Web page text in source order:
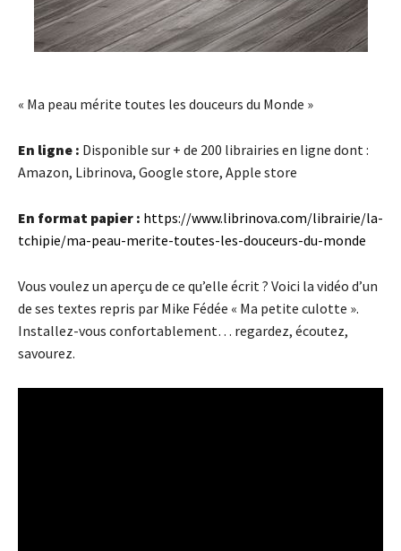
« Ma peau mérite toutes les douceurs du Monde »
En ligne : Disponible sur + de 200 librairies en ligne dont :
Amazon, Librinova, Google store, Apple store
En format papier : https://www.librinova.com/librairie/la-
tchipie/ma-peau-merite-toutes-les-douceurs-du-monde
Vous voulez un aperçu de ce qu’elle écrit ? Voici la vidéo d’un
de ses textes repris par Mike Fédée « Ma petite culotte ».
Installez-vous confortablement… regardez, écoutez,
savourez.